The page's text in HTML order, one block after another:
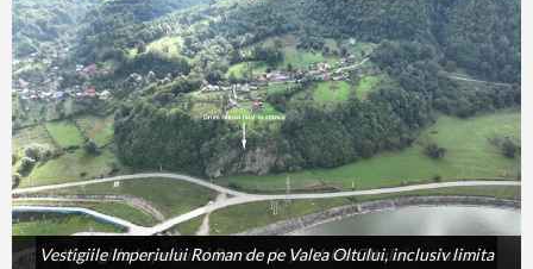
Vestigiile Imperiului Roman de pe Valea Oltului, inclusiv
Vestigiile Imperiului Roman de pe Valea Oltului, inclusiv limita